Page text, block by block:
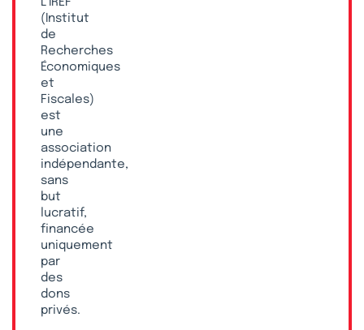
(Institut
de
Recherches
Économiques
et
Fiscales)
est
une
association
indépendante,
sans
but
lucratif,
financée
uniquement
par
des
dons
privés.